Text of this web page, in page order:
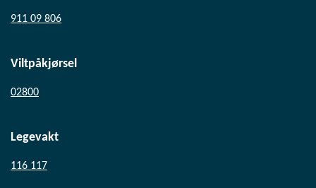
911 09 806
Viltpåkjørsel
02800
Legevakt
116 117